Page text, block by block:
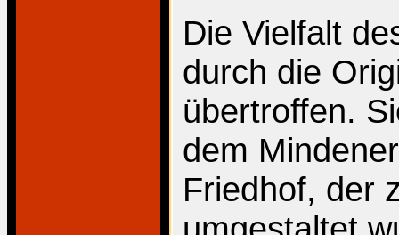
Die Vielfalt
durch die
übertroffen.
dem
Friedhof, der